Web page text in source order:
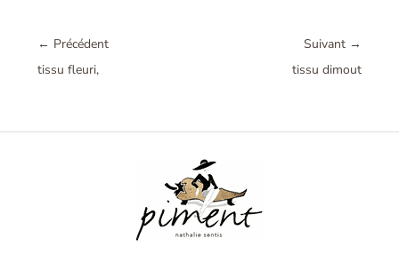
← Précédent
tissu fleuri,
Suivant →
tissu dimout